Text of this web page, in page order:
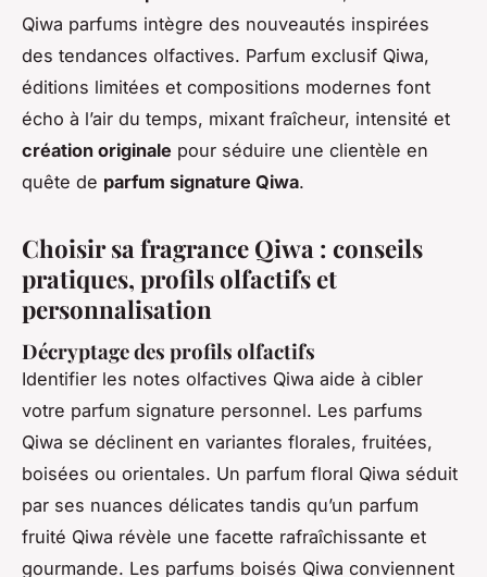
Qiwa parfums intègre des nouveautés inspirées
des tendances olfactives. Parfum exclusif Qiwa,
éditions limitées et compositions modernes font
écho à l’air du temps, mixant fraîcheur, intensité et
création originale pour séduire une clientèle en
quête de parfum signature Qiwa.
Choisir sa fragrance Qiwa : conseils
pratiques, profils olfactifs et
personnalisation
Décryptage des profils olfactifs
Identifier les notes olfactives Qiwa aide à cibler
votre parfum signature personnel. Les parfums
Qiwa se déclinent en variantes florales, fruitées,
boisées ou orientales. Un parfum floral Qiwa séduit
par ses nuances délicates tandis qu’un parfum
fruité Qiwa révèle une facette rafraîchissante et
gourmande. Les parfums boisés Qiwa conviennent